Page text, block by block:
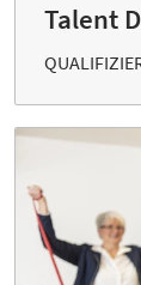
Talent